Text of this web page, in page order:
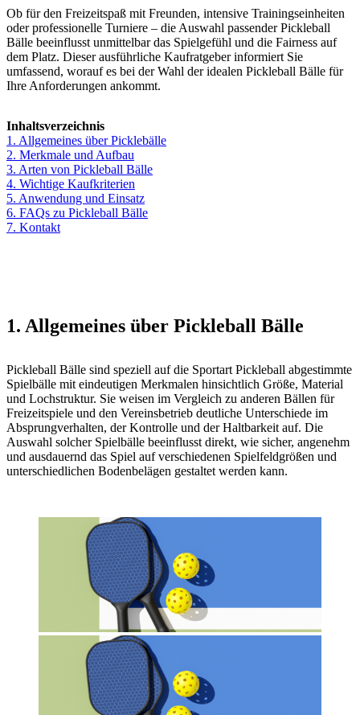
Ob für den Freizeitspaß mit Freunden, intensive Trainingseinheiten
oder professionelle Turniere – die Auswahl passender Pickleball
Bälle beeinflusst unmittelbar das Spielgefühl und die Fairness auf
dem Platz. Dieser ausführliche Kaufratgeber informiert Sie
umfassend, worauf es bei der Wahl der idealen Pickleball Bälle für
Ihre Anforderungen ankommt.
Inhaltsverzeichnis
1. Allgemeines über Picklebälle
2. Merkmale und Aufbau
3. Arten von Pickleball Bälle
4. Wichtige Kaufkriterien
5. Anwendung und Einsatz
6. FAQs zu Pickleball Bälle
7. Kontakt
1. Allgemeines über Pickleball Bälle
Pickleball Bälle sind speziell auf die Sportart Pickleball abgestimmte
Spielbälle mit eindeutigen Merkmalen hinsichtlich Größe, Material
und Lochstruktur. Sie weisen im Vergleich zu anderen Bällen für
Freizeitspiele und den Vereinsbetrieb deutliche Unterschiede im
Absprungverhalten, der Kontrolle und der Haltbarkeit auf. Die
Auswahl solcher Spielbälle beeinflusst direkt, wie sicher, angenehm
und ausdauernd das Spiel auf verschiedenen Spielfeldgrößen und
unterschiedlichen Bodenbelägen gestaltet werden kann.